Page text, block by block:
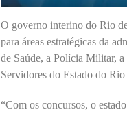
O governo interino do Rio
para áreas estratégicas da
de Saúde, a Polícia Militar,
Servidores do Estado do
“Com os concursos, o